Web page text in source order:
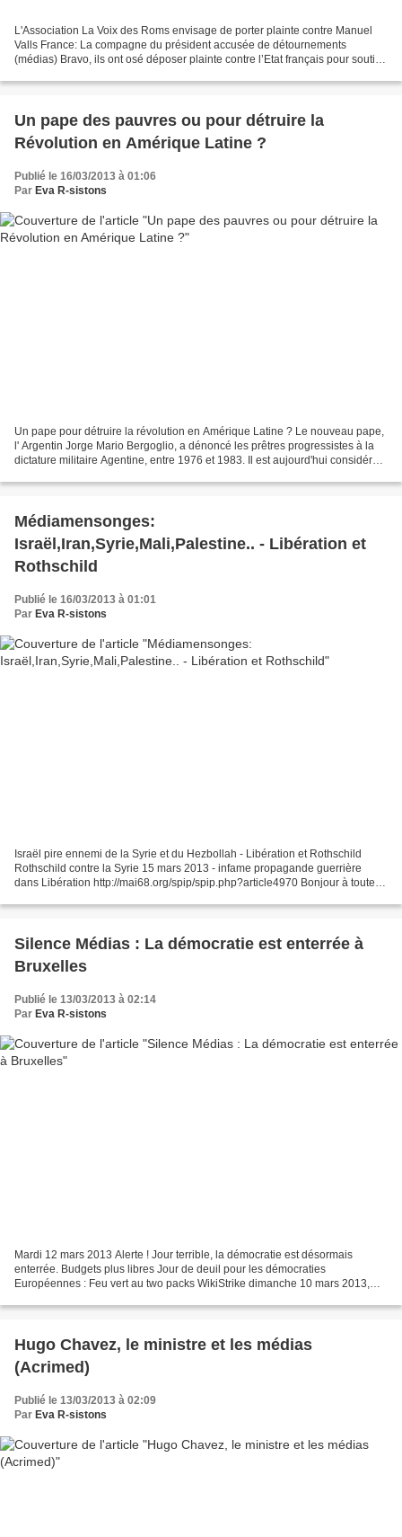
L'Association La Voix des Roms envisage de porter plainte contre Manuel
Valls France: La compagne du président accusée de détournements
(médias) Bravo, ils ont osé déposer plainte contre l’Etat français pour soutien
Un pape des pauvres ou pour détruire la
Révolution en Amérique Latine ?
Publié le 16/03/2013 à 01:06
Par Eva R-sistons
Un pape pour détruire la révolution en Amérique Latine ? Le nouveau pape,
l' Argentin Jorge Mario Bergoglio, a dénoncé les prêtres progressistes à la
dictature militaire Agentine, entre 1976 et 1983. Il est aujourd'hui considéré
Médiamensonges:
Israël,Iran,Syrie,Mali,Palestine.. - Libération et
Rothschild
Publié le 16/03/2013 à 01:01
Par Eva R-sistons
Israël pire ennemi de la Syrie et du Hezbollah - Libération et Rothschild
Rothschild contre la Syrie 15 mars 2013 - infame propagande guerrière
dans Libération http://mai68.org/spip/spip.php?article4970 Bonjour à toutes
Silence Médias : La démocratie est enterrée à
Bruxelles
Publié le 13/03/2013 à 02:14
Par Eva R-sistons
Mardi 12 mars 2013 Alerte ! Jour terrible, la démocratie est désormais
enterrée. Budgets plus libres Jour de deuil pour les démocraties
Européennes : Feu vert au two packs WikiStrike dimanche 10 mars 2013,
Hugo Chavez, le ministre et les médias
(Acrimed)
Publié le 13/03/2013 à 02:09
Par Eva R-sistons